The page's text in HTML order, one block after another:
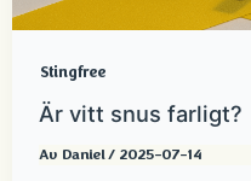
Stingfree
Är vitt snus farligt?
Av Daniel / 2025-07-14